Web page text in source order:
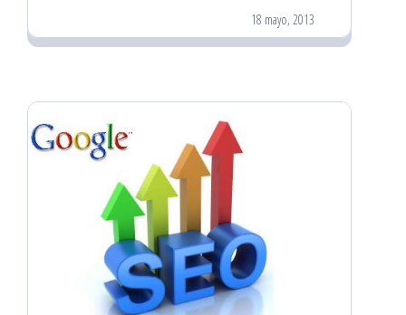
18 mayo, 2013